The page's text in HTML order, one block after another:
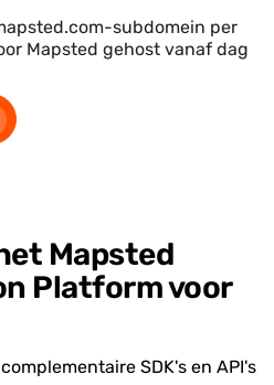
subdomein per
Mapsted gehost vanaf dag
Mapsted
Platform voor
SDK's en API's